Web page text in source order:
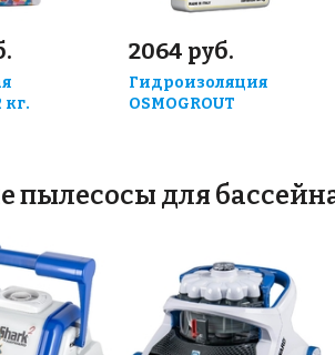
кг.
2064 руб.
Гидроизоляция
OSMOGROUT
пылесосы для